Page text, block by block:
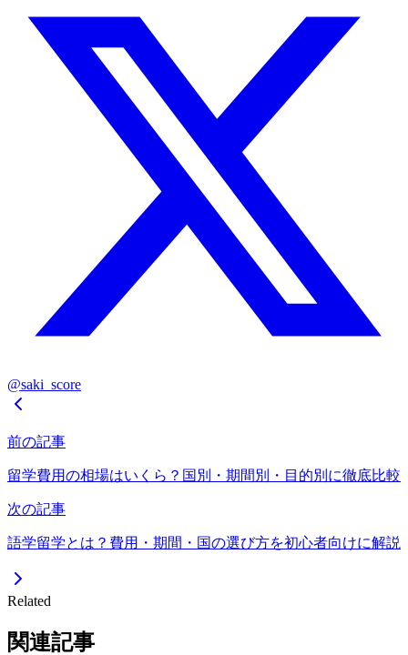
@saki_score
前の記事
留学費用の相場はいくら？国別・期間別・目的別に徹底比較
次の記事
語学留学とは？費用・期間・国の選び方を初心者向けに解説
Related
関連記事